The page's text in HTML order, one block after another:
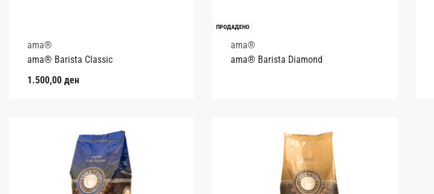
ama®
ama® Barista Classic
1.500,00 ден
ПРОДАДЕНО
ama®
ama® Barista Diamond